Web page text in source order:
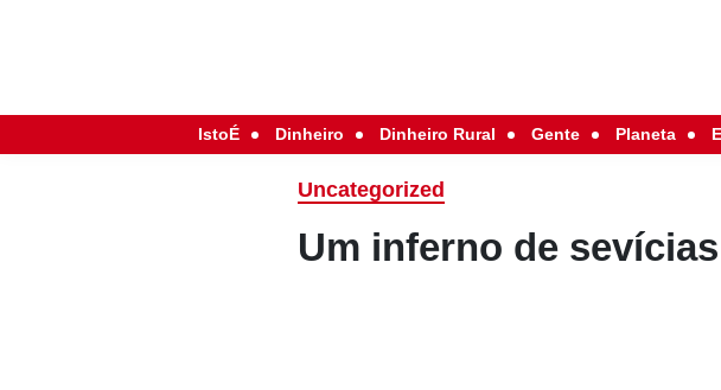
IstoÉ Dinheiro Dinheiro Rural Gente Planeta
Uncategorized
Um inferno de